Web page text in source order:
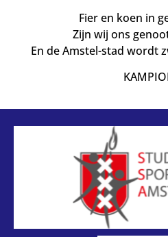
Fier en koen in
Zijn wij ons
En de Amstel-stad wordt